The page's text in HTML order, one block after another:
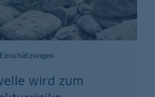
wird zum